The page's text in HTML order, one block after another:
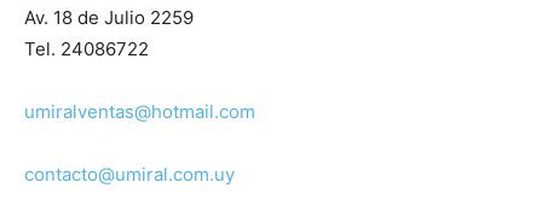
Av. 18 de Julio 2259
Tel. 24086722
umiralventas@hotmail.com
contacto@umiral.com.uy